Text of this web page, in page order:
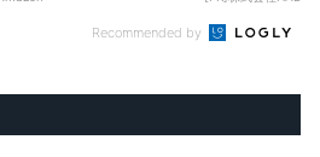
Recommended by